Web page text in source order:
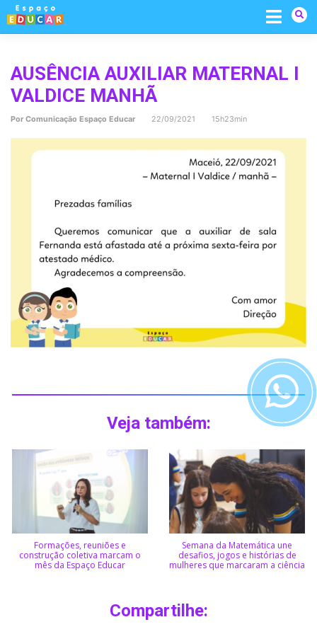
Skip
content
AUSÊNCIA AUXILIAR MATERNAL I
VALDICE MANHÃ
Por Comunicação Espaço Educar 22/09/2021 15h23min
Veja também:
Formações, reuniões e
construção coletiva marcam o
mês da Espaço Educar
Semana da Matemática une
desafios, jogos e histórias de
mulheres que marcaram a ciência
Compartilhe: